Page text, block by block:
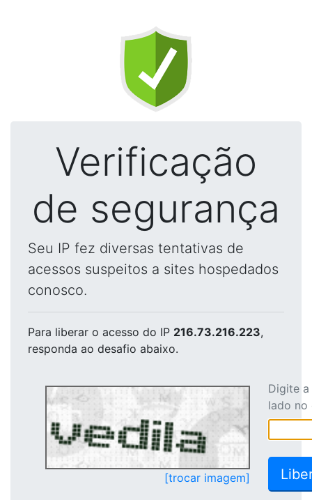
Verificação
de segurança
Seu IP fez diversas tentativas de
acessos suspeitos a sites hospedados
conosco.
Para liberar o acesso do IP 216.73.216.223,
responda ao desafio abaixo.
[trocar imagem]
Digite
lado no